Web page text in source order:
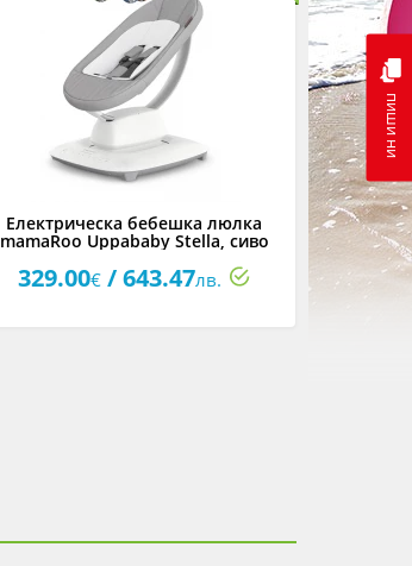
пиши ни
Електрическа бебешка люлка
mamaRoo Uppababy Stella, сивo
329.00€ / 643.47лв.